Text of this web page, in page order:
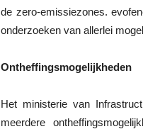
de zero-emissiezones.
onderzoeken van allerlei
Ontheffingsmogelijkheden
Het ministerie van
meerdere